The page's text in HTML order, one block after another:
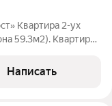
Квартира 2-ух
59.3м2). Квартира
к
Написать